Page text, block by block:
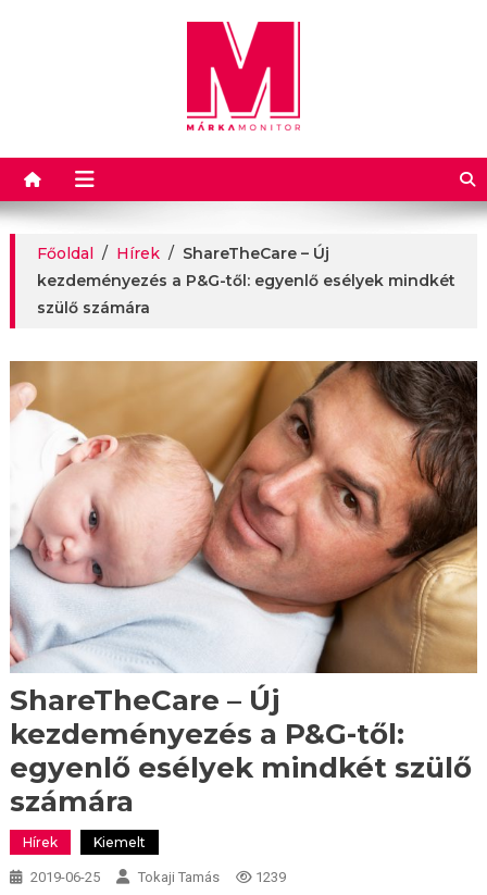
Márkamonitor
Főoldal / Hírek / ShareTheCare – Új
kezdeményezés a P&G-től: egyenlő esélyek mindkét
szülő számára
ShareTheCare – Új
kezdeményezés a P&G-től:
egyenlő esélyek mindkét szülő
számára
Hírek Kiemelt
2019-06-25 Tokaji Tamás 1239